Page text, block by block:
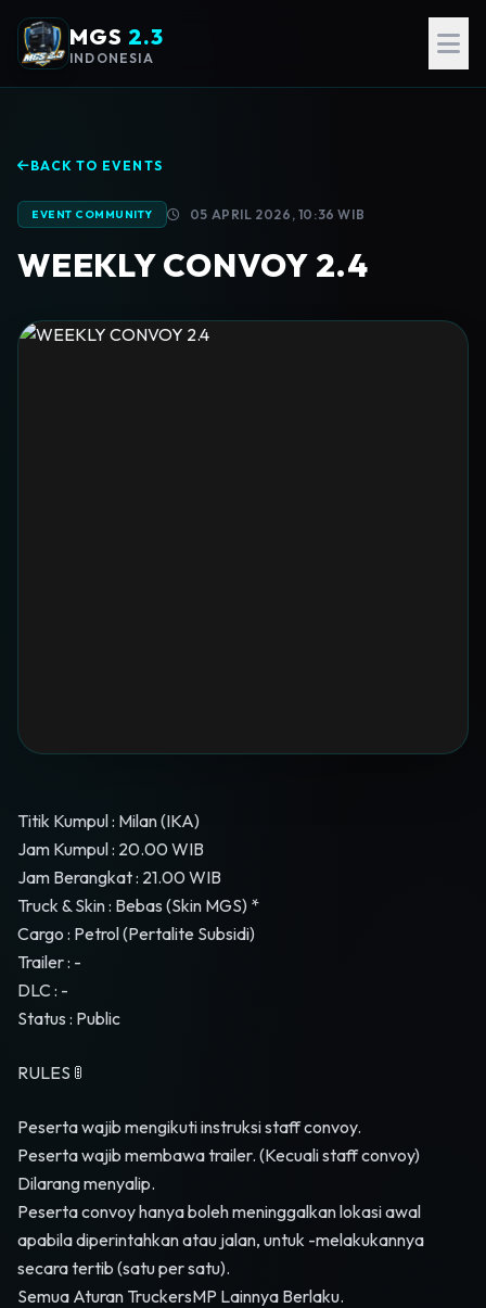
MGS 2.3
INDONESIA
BACK TO EVENTS
EVENT COMMUNITY 05 APRIL 2026, 10:36 WIB
WEEKLY CONVOY 2.4
Titik Kumpul : Milan (IKA)
Jam Kumpul : 20.00 WIB
Jam Berangkat : 21.00 WIB
Truck & Skin : Bebas (Skin MGS) *
Cargo : Petrol (Pertalite Subsidi)
Trailer : -
DLC : -
Status : Public
RULES 🚦
Peserta wajib mengikuti instruksi staff convoy.
Peserta wajib membawa trailer. (Kecuali staff convoy)
Dilarang menyalip.
Peserta convoy hanya boleh meninggalkan lokasi awal
apabila diperintahkan atau jalan, untuk -melakukannya
secara tertib (satu per satu).
Semua Aturan TruckersMP Lainnya Berlaku.